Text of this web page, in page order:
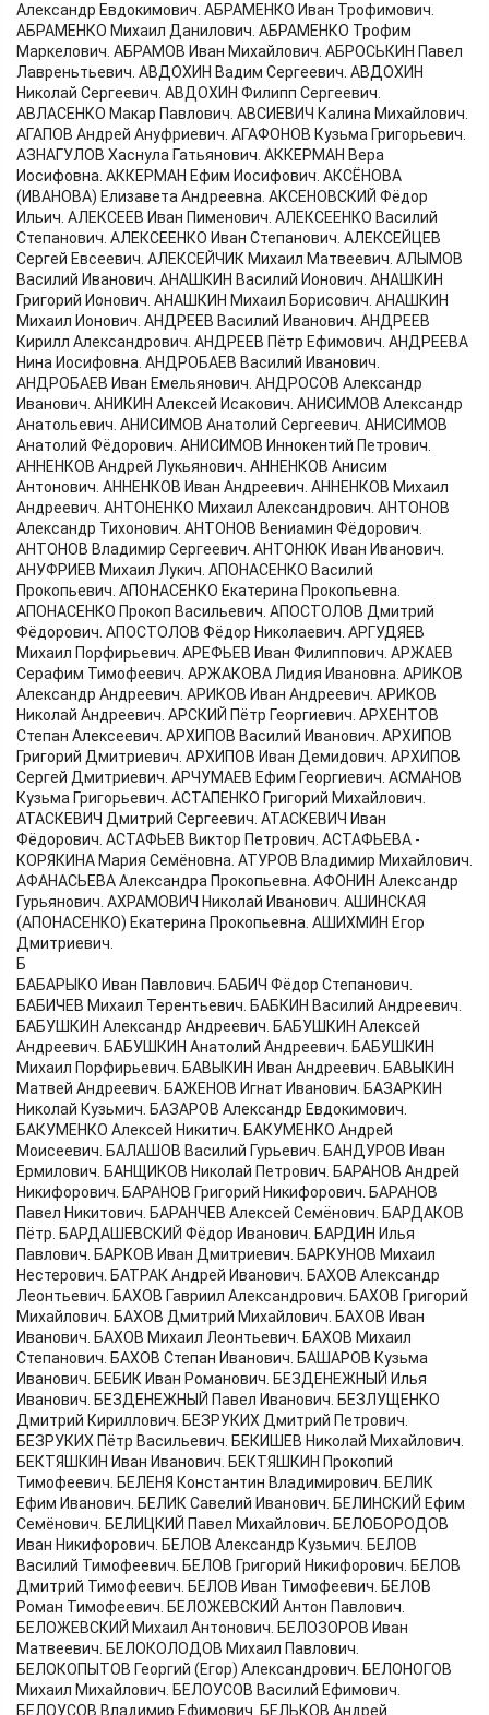
Александр Евдокимович. АБРАМЕНКО Иван Трофимович.
АБРАМЕНКО Михаил Данилович. АБРАМЕНКО Трофим
Маркелович. АБРАМОВ Иван Михайлович. АБРОСЬКИН Павел
Лавреньтьевич. АВДОХИН Вадим Сергеевич. АВДОХИН
Николай Сергеевич. АВДОХИН Филипп Сергеевич.
АВЛАСЕНКО Макар Павлович. АВСИЕВИЧ Калина Михайлович.
АГАПОВ Андрей Ануфриевич. АГАФОНОВ Кузьма Григорьевич.
АЗНАГУЛОВ Хаснула Гатьянович. АККЕРМАН Вера
Иосифовна. АККЕРМАН Ефим Иосифович. АКСЁНОВА
(ИВАНОВА) Елизавета Андреевна. АКСЕНОВСКИЙ Фёдор
Ильич. АЛЕКСЕЕВ Иван Пименович. АЛЕКСЕЕНКО Василий
Степанович. АЛЕКСЕЕНКО Иван Степанович. АЛЕКСЕЙЦЕВ
Сергей Евсеевич. АЛЕКСЕЙЧИК Михаил Матвеевич. АЛЫМОВ
Василий Иванович. АНАШКИН Василий Ионович. АНАШКИН
Григорий Ионович. АНАШКИН Михаил Борисович. АНАШКИН
Михаил Ионович. АНДРЕЕВ Василий Иванович. АНДРЕЕВ
Кирилл Александрович. АНДРЕЕВ Пётр Ефимович. АНДРЕЕВА
Нина Иосифовна. АНДРОБАЕВ Василий Иванович.
АНДРОБАЕВ Иван Емельянович. АНДРОСОВ Александр
Иванович. АНИКИН Алексей Исакович. АНИСИМОВ Александр
Анатольевич. АНИСИМОВ Анатолий Сергеевич. АНИСИМОВ
Анатолий Фёдорович. АНИСИМОВ Иннокентий Петрович.
АННЕНКОВ Андрей Лукьянович. АННЕНКОВ Анисим
Антонович. АННЕНКОВ Иван Андреевич. АННЕНКОВ Михаил
Андреевич. АНТОНЕНКО Михаил Александрович. АНТОНОВ
Александр Тихонович. АНТОНОВ Вениамин Фёдорович.
АНТОНОВ Владимир Сергеевич. АНТОНЮК Иван Иванович.
АНУФРИЕВ Михаил Лукич. АПОНАСЕНКО Василий
Прокопьевич. АПОНАСЕНКО Екатерина Прокопьевна.
АПОНАСЕНКО Прокоп Васильевич. АПОСТОЛОВ Дмитрий
Фёдорович. АПОСТОЛОВ Фёдор Николаевич. АРГУДЯЕВ
Михаил Порфирьевич. АРЕФЬЕВ Иван Филиппович. АРЖАЕВ
Серафим Тимофеевич. АРЖАКОВА Лидия Ивановна. АРИКОВ
Александр Андреевич. АРИКОВ Иван Андреевич. АРИКОВ
Николай Андреевич. АРСКИЙ Пётр Георгиевич. АРХЕНТОВ
Степан Алексеевич. АРХИПОВ Василий Иванович. АРХИПОВ
Григорий Дмитриевич. АРХИПОВ Иван Демидович. АРХИПОВ
Сергей Дмитриевич. АРЧУМАЕВ Ефим Георгиевич. АСМАНОВ
Кузьма Григорьевич. АСТАПЕНКО Григорий Михайлович.
АТАСКЕВИЧ Дмитрий Сергеевич. АТАСКЕВИЧ Иван
Фёдорович. АСТАФЬЕВ Виктор Петрович. АСТАФЬЕВА -
КОРЯКИНА Мария Семёновна. АТУРОВ Владимир Михайлович.
АФАНАСЬЕВА Александра Прокопьевна. АФОНИН Александр
Гурьянович. АХРАМОВИЧ Николай Иванович. АШИНСКАЯ
(АПОНАСЕНКО) Екатерина Прокопьевна. АШИХМИН Егор
Дмитриевич.
Б
БАБАРЫКО Иван Павлович. БАБИЧ Фёдор Степанович.
БАБИЧЕВ Михаил Терентьевич. БАБКИН Василий Андреевич.
БАБУШКИН Александр Андреевич. БАБУШКИН Алексей
Андреевич. БАБУШКИН Анатолий Андреевич. БАБУШКИН
Михаил Порфирьевич. БАВЫКИН Иван Андреевич. БАВЫКИН
Матвей Андреевич. БАЖЕНОВ Игнат Иванович. БАЗАРКИН
Николай Кузьмич. БАЗАРОВ Александр Евдокимович.
БАКУМЕНКО Алексей Никитич. БАКУМЕНКО Андрей
Моисеевич. БАЛАШОВ Василий Гурьевич. БАНДУРОВ Иван
Ермилович. БАНЩИКОВ Николай Петрович. БАРАНОВ Андрей
Никифорович. БАРАНОВ Григорий Никифорович. БАРАНОВ
Павел Никитович. БАРАНЧЕВ Алексей Семёнович. БАРДАКОВ
Пётр. БАРДАШЕВСКИЙ Фёдор Иванович. БАРДИН Илья
Павлович. БАРКОВ Иван Дмитриевич. БАРКУНОВ Михаил
Нестерович. БАТРАК Андрей Иванович. БАХОВ Александр
Леонтьевич. БАХОВ Гавриил Александрович. БАХОВ Григорий
Михайлович. БАХОВ Дмитрий Михайлович. БАХОВ Иван
Иванович. БАХОВ Михаил Леонтьевич. БАХОВ Михаил
Степанович. БАХОВ Степан Иванович. БАШАРОВ Кузьма
Иванович. БЕБИК Иван Романович. БЕЗДЕНЕЖНЫЙ Илья
Иванович. БЕЗДЕНЕЖНЫЙ Павел Иванович. БЕЗЛУЩЕНКО
Дмитрий Кириллович. БЕЗРУКИХ Дмитрий Петрович.
БЕЗРУКИХ Пётр Васильевич. БЕКИШЕВ Николай Михайлович.
БЕКТЯШКИН Иван Иванович. БЕКТЯШКИН Прокопий
Тимофеевич. БЕЛЕНЯ Константин Владимирович. БЕЛИК
Ефим Иванович. БЕЛИК Савелий Иванович. БЕЛИНСКИЙ Ефим
Семёнович. БЕЛИЦКИЙ Павел Михайлович. БЕЛОБОРОДОВ
Иван Никифорович. БЕЛОВ Александр Кузьмич. БЕЛОВ
Василий Тимофеевич. БЕЛОВ Григорий Никифорович. БЕЛОВ
Дмитрий Тимофеевич. БЕЛОВ Иван Тимофеевич. БЕЛОВ
Роман Тимофеевич. БЕЛОЖЕВСКИЙ Антон Павлович.
БЕЛОЖЕВСКИЙ Михаил Антонович. БЕЛОЗОРОВ Иван
Матвеевич. БЕЛОКОЛОДОВ Михаил Павлович.
БЕЛОКОПЫТОВ Георгий (Егор) Александрович. БЕЛОНОГОВ
Михаил Михайлович. БЕЛОУСОВ Василий Ефимович.
БЕЛОУСОВ Владимир Ефимович. БЕЛЬКОВ Андрей